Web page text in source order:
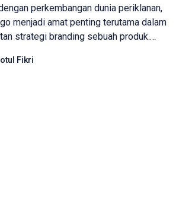
perkembangan dunia periklanan,
menjadi amat penting terutama dalam
strategi branding sebuah produk.
sebuah logo. Dengan hanya melihat
Fikri